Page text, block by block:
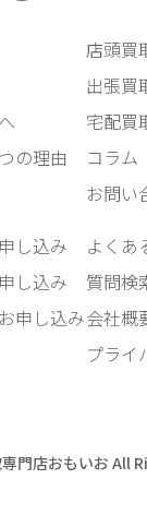
の理由
店頭買
出張買
宅配買
コラム
お問い
し込み
し込み
申し込み
よくあ
質問検
会社概
プライ
門店おもいお All